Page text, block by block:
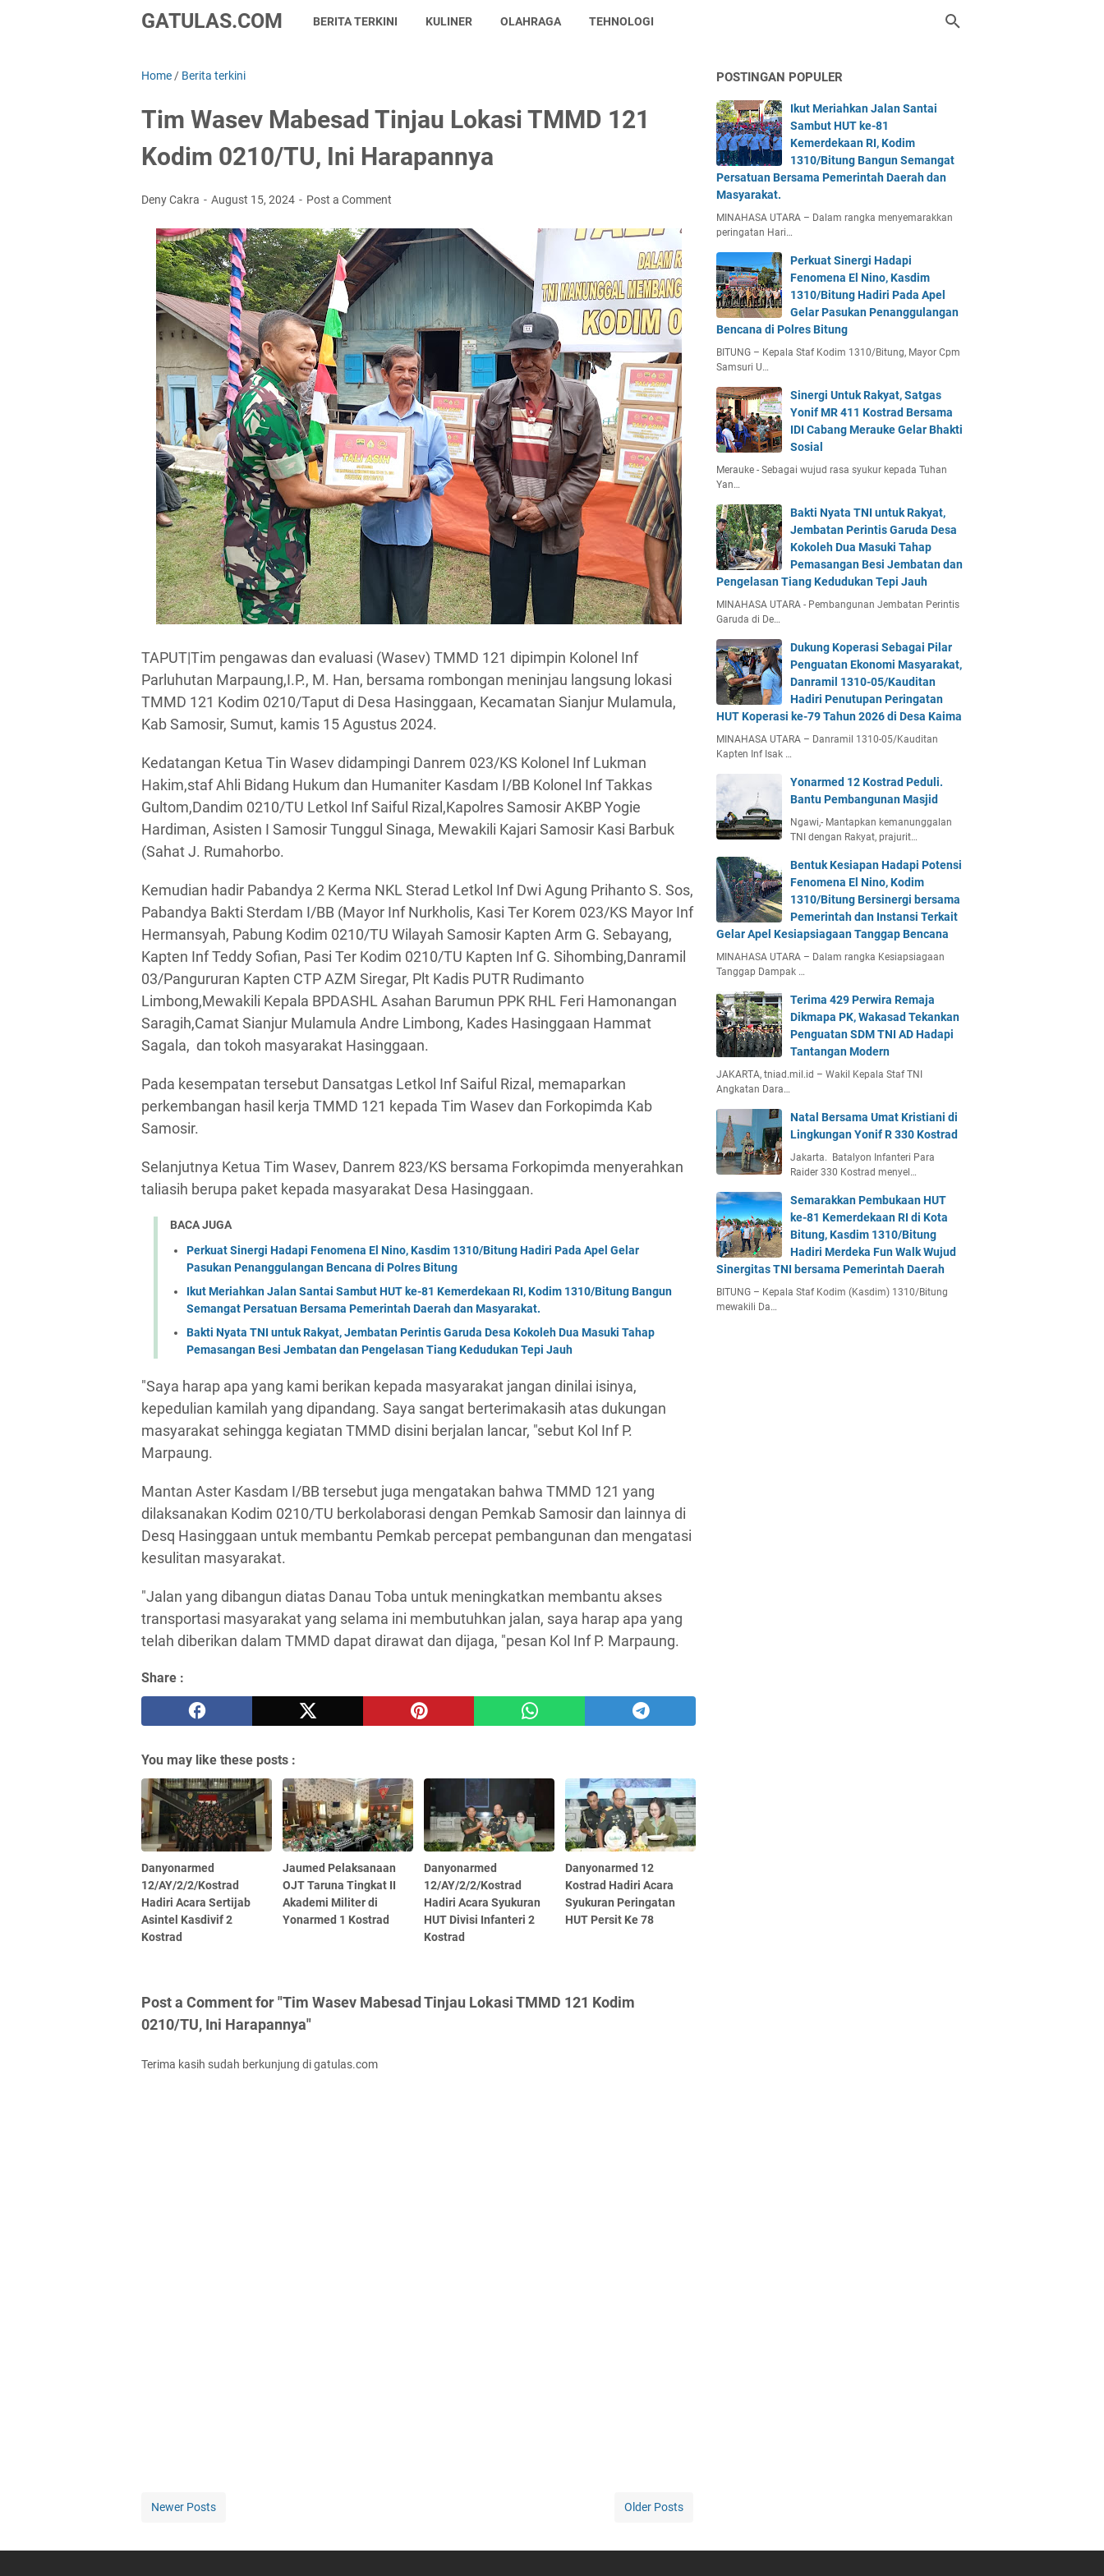
GATULAS.COM BERITA TERKINI KULINER OLAHRAGA TEHNOLOGI
Home / Berita terkini
Tim Wasev Mabesad Tinjau Lokasi TMMD 121
Kodim 0210/TU, Ini Harapannya
Deny Cakra August 15, 2024 Post a Comment
TAPUT|Tim pengawas dan evaluasi (Wasev) TMMD 121 dipimpin Kolonel Inf
Parluhutan Marpaung,I.P., M. Han, bersama rombongan meninjau langsung lokasi
TMMD 121 Kodim 0210/Taput di Desa Hasinggaan, Kecamatan Sianjur Mulamula,
Kab Samosir, Sumut, kamis 15 Agustus 2024.
Kedatangan Ketua Tin Wasev didampingi Danrem 023/KS Kolonel Inf Lukman
Hakim,staf Ahli Bidang Hukum dan Humaniter Kasdam I/BB Kolonel Inf Takkas
Gultom,Dandim 0210/TU Letkol Inf Saiful Rizal,Kapolres Samosir AKBP Yogie
Hardiman, Asisten I Samosir Tunggul Sinaga, Mewakili Kajari Samosir Kasi Barbuk
(Sahat J. Rumahorbo.
Kemudian hadir Pabandya 2 Kerma NKL Sterad Letkol Inf Dwi Agung Prihanto S. Sos,
Pabandya Bakti Sterdam I/BB (Mayor Inf Nurkholis, Kasi Ter Korem 023/KS Mayor Inf
Hermansyah, Pabung Kodim 0210/TU Wilayah Samosir Kapten Arm G. Sebayang,
Kapten Inf Teddy Sofian, Pasi Ter Kodim 0210/TU Kapten Inf G. Sihombing,Danramil
03/Pangururan Kapten CTP AZM Siregar, Plt Kadis PUTR Rudimanto
Limbong,Mewakili Kepala BPDASHL Asahan Barumun PPK RHL Feri Hamonangan
Saragih,Camat Sianjur Mulamula Andre Limbong, Kades Hasinggaan Hammat
Sagala, dan tokoh masyarakat Hasinggaan.
Pada kesempatan tersebut Dansatgas Letkol Inf Saiful Rizal, memaparkan
perkembangan hasil kerja TMMD 121 kepada Tim Wasev dan Forkopimda Kab
Samosir.
Selanjutnya Ketua Tim Wasev, Danrem 823/KS bersama Forkopimda menyerahkan
taliasih berupa paket kepada masyarakat Desa Hasinggaan.
BACA JUGA
Perkuat Sinergi Hadapi Fenomena El Nino, Kasdim 1310/Bitung Hadiri Pada Apel Gelar
Pasukan Penanggulangan Bencana di Polres Bitung
Ikut Meriahkan Jalan Santai Sambut HUT ke-81 Kemerdekaan RI, Kodim 1310/Bitung Bangun
Semangat Persatuan Bersama Pemerintah Daerah dan Masyarakat.
Bakti Nyata TNI untuk Rakyat, Jembatan Perintis Garuda Desa Kokoleh Dua Masuki Tahap
Pemasangan Besi Jembatan dan Pengelasan Tiang Kedudukan Tepi Jauh
"Saya harap apa yang kami berikan kepada masyarakat jangan dinilai isinya,
kepedulian kamilah yang dipandang. Saya sangat berterimakasih atas dukungan
masyarakat sehingga kegiatan TMMD disini berjalan lancar, "sebut Kol Inf P.
Marpaung.
Mantan Aster Kasdam I/BB tersebut juga mengatakan bahwa TMMD 121 yang
dilaksanakan Kodim 0210/TU berkolaborasi dengan Pemkab Samosir dan lainnya di
Desq Hasinggaan untuk membantu Pemkab percepat pembangunan dan mengatasi
kesulitan masyarakat.
"Jalan yang dibangun diatas Danau Toba untuk meningkatkan membantu akses
transportasi masyarakat yang selama ini membutuhkan jalan, saya harap apa yang
telah diberikan dalam TMMD dapat dirawat dan dijaga, "pesan Kol Inf P. Marpaung.
Share :
You may like these posts :
Danyonarmed
12/AY/2/2/Kostrad
Hadiri Acara Sertijab
Asintel Kasdivif 2
Kostrad
Jaumed Pelaksanaan
OJT Taruna Tingkat II
Akademi Militer di
Yonarmed 1 Kostrad
Danyonarmed
12/AY/2/2/Kostrad
Hadiri Acara Syukuran
HUT Divisi Infanteri 2
Kostrad
Danyonarmed 12
Kostrad Hadiri Acara
Syukuran Peringatan
HUT Persit Ke 78
Post a Comment for "Tim Wasev Mabesad Tinjau Lokasi TMMD 121 Kodim
0210/TU, Ini Harapannya"
Terima kasih sudah berkunjung di gatulas.com
Newer Posts Older Posts
POSTINGAN POPULER
Ikut Meriahkan Jalan Santai
Sambut HUT ke-81
Kemerdekaan RI, Kodim
1310/Bitung Bangun Semangat
Persatuan Bersama Pemerintah Daerah dan
Masyarakat.
MINAHASA UTARA – Dalam rangka menyemarakkan
peringatan Hari…
Perkuat Sinergi Hadapi
Fenomena El Nino, Kasdim
1310/Bitung Hadiri Pada Apel
Gelar Pasukan Penanggulangan
Bencana di Polres Bitung
BITUNG – Kepala Staf Kodim 1310/Bitung, Mayor Cpm
Samsuri U…
Sinergi Untuk Rakyat, Satgas
Yonif MR 411 Kostrad Bersama
IDI Cabang Merauke Gelar Bhakti
Sosial
Merauke - Sebagai wujud rasa syukur kepada Tuhan
Yan…
Bakti Nyata TNI untuk Rakyat,
Jembatan Perintis Garuda Desa
Kokoleh Dua Masuki Tahap
Pemasangan Besi Jembatan dan
Pengelasan Tiang Kedudukan Tepi Jauh
MINAHASA UTARA - Pembangunan Jembatan Perintis
Garuda di De…
Dukung Koperasi Sebagai Pilar
Penguatan Ekonomi Masyarakat,
Danramil 1310-05/Kauditan
Hadiri Penutupan Peringatan
HUT Koperasi ke-79 Tahun 2026 di Desa Kaima
MINAHASA UTARA – Danramil 1310-05/Kauditan
Kapten Inf Isak …
Yonarmed 12 Kostrad Peduli.
Bantu Pembangunan Masjid
Ngawi,- Mantapkan kemanunggalan
TNI dengan Rakyat, prajurit…
Bentuk Kesiapan Hadapi Potensi
Fenomena El Nino, Kodim
1310/Bitung Bersinergi bersama
Pemerintah dan Instansi Terkait
Gelar Apel Kesiapsiagaan Tanggap Bencana
MINAHASA UTARA – Dalam rangka Kesiapsiagaan
Tanggap Dampak …
Terima 429 Perwira Remaja
Dikmapa PK, Wakasad Tekankan
Penguatan SDM TNI AD Hadapi
Tantangan Modern
JAKARTA, tniad.mil.id – Wakil Kepala Staf TNI
Angkatan Dara…
Natal Bersama Umat Kristiani di
Lingkungan Yonif R 330 Kostrad
Jakarta. Batalyon Infanteri Para
Raider 330 Kostrad menyel…
Semarakkan Pembukaan HUT
ke-81 Kemerdekaan RI di Kota
Bitung, Kasdim 1310/Bitung
Hadiri Merdeka Fun Walk Wujud
Sinergitas TNI bersama Pemerintah Daerah
BITUNG – Kepala Staf Kodim (Kasdim) 1310/Bitung
mewakili Da…